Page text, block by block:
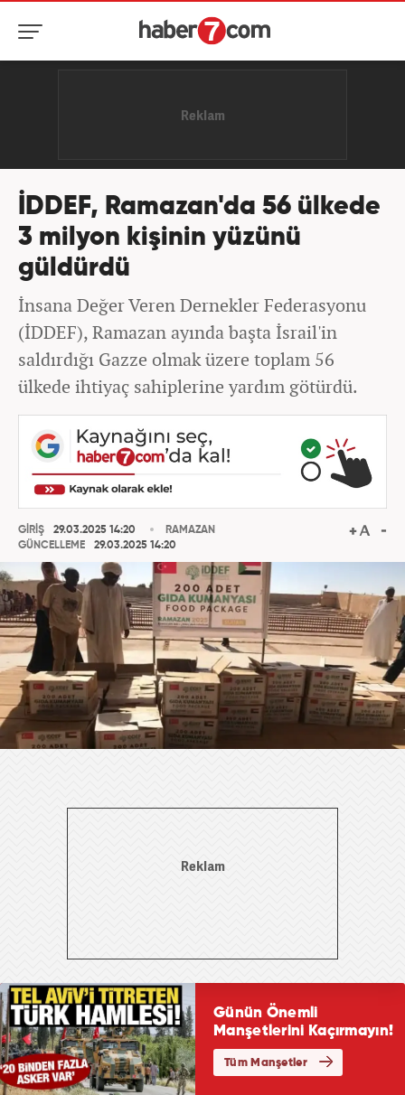
İDDEF, Ramazan'da 56 ülkede
3 milyon kişinin yüzünü
güldürdü
İnsana Değer Veren Dernekler Federasyonu
(İDDEF), Ramazan ayında başta İsrail'in
saldırdığı Gazze olmak üzere toplam 56
ülkede ihtiyaç sahiplerine yardım götürdü.
GİRİŞ
29.03.2025 14:20
GÜNCELLEME
29.03.2025 14:20
RAMAZAN